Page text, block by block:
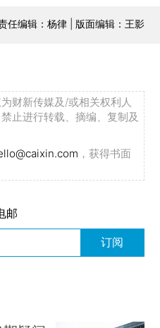
任编辑：杨律 | 版面编辑：王影
财新传媒及/或相关权利人
止进行转载、摘编、复制及
，获得书面
邮
订阅